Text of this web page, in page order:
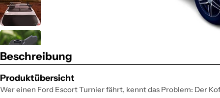
Beschreibung
Produktübersicht
Wer einen Ford Escort Turnier fährt, kennt das Problem: Der